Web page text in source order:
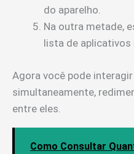
do aparelho.
Na outra metade,
lista de aplicativos
Agora você pode
simultaneamente,
entre eles.
Como Consultar